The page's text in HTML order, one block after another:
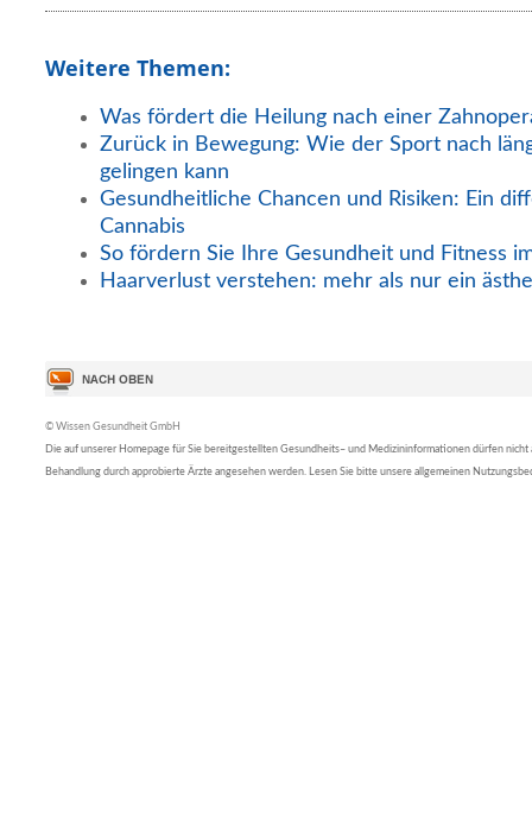
Weitere Themen:
Was fördert die Heilung nach einer
Zurück in Bewegung: Wie der Sport nach
gelingen kann
Gesundheitliche Chancen und Risiken: Ein
Cannabis
So fördern Sie Ihre Gesundheit und Fitness
Haarverlust verstehen: mehr als nur ein
© Wissen Gesundheit GmbH
Die auf unserer Homepage für Sie bereitgestellten Gesundheits– und Medizininformationen dürfen nicht
Behandlung durch approbierte Ärzte angesehen werden. Lesen Sie bitte unsere allgemeinen